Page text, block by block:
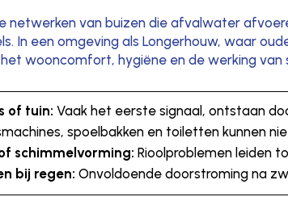
netwerken van buizen die afvalwater
In een omgeving als Longerhouw, waar
wooncomfort, hygiëne en de werking van
of tuin: Vaak het eerste signaal, ontstaan
spoelbakken en toiletten kunnen
schimmelvorming: Rioolproblemen leiden
bij regen: Onvoldoende doorstroming na